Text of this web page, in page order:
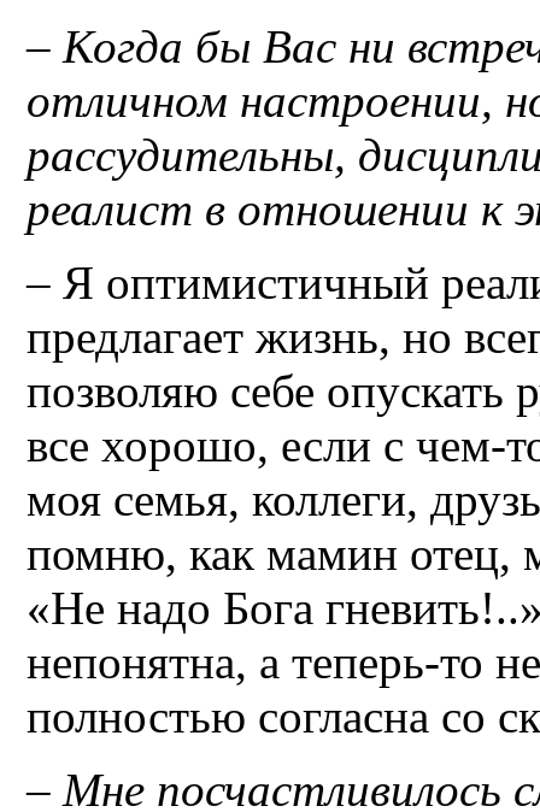
– Когда бы Вас ни
отличном настроении,
рассудительны,
реалист в отношении к
– Я оптимистичный
предлагает жизнь, но
позволяю себе опускать
все хорошо, если с чем-
моя семья, коллеги,
помню, как мамин отец,
«Не надо Бога
непонятна, а теперь-то
полностью согласна со
– Мне посчастливилось